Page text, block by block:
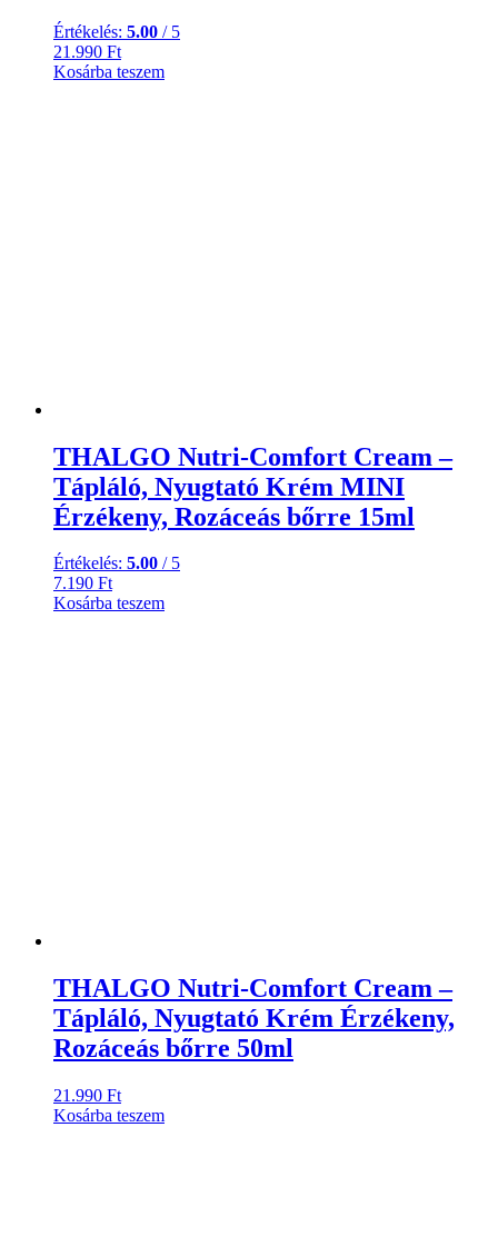
Értékelés: 5.00 / 5
21.990 Ft
Kosárba teszem
THALGO Nutri-Comfort Cream –
Tápláló, Nyugtató Krém MINI
Érzékeny, Rozáceás bőrre 15ml
Értékelés: 5.00 / 5
7.190 Ft
Kosárba teszem
THALGO Nutri-Comfort Cream –
Tápláló, Nyugtató Krém Érzékeny,
Rozáceás bőrre 50ml
21.990 Ft
Kosárba teszem